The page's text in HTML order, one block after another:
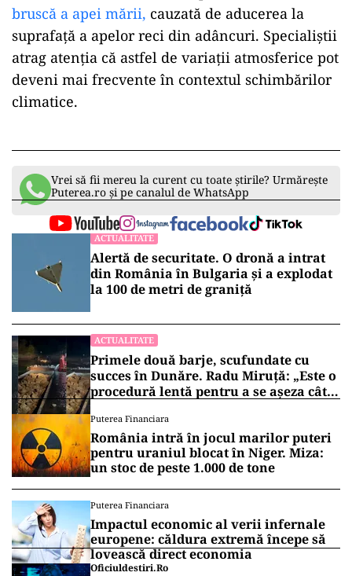
bruscă a apei mării, cauzată de aducerea la
suprafață a apelor reci din adâncuri. Specialiștii
atrag atenția că astfel de variații atmosferice pot
deveni mai frecvente în contextul schimbărilor
climatice.
Vrei să fii mereu la curent cu toate știrile? Urmărește
Puterea.ro și pe canalul de WhatsApp
ACTUALITATE
Alertă de securitate. O dronă a intrat
din România în Bulgaria şi a explodat
la 100 de metri de graniţă
ACTUALITATE
Primele două barje, scufundate cu
succes în Dunăre. Radu Miruță: „Este o
procedură lentă pentru a se așeza cât
Puterea Financiara
România intră în jocul marilor puteri
pentru uraniul blocat în Niger. Miza:
un stoc de peste 1.000 de tone
Puterea Financiara
Impactul economic al verii infernale
europene: căldura extremă începe să
lovească direct economia
Oficiuldestiri.ro